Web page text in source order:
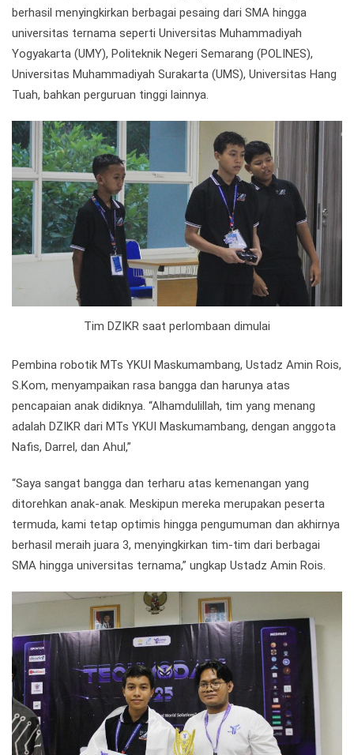
berhasil menyingkirkan berbagai pesaing dari SMA hingga
universitas ternama seperti Universitas Muhammadiyah
Yogyakarta (UMY), Politeknik Negeri Semarang (POLINES),
Universitas Muhammadiyah Surakarta (UMS), Universitas Hang
Tuah, bahkan perguruan tinggi lainnya.
Tim DZIKR saat perlombaan dimulai
Pembina robotik MTs YKUI Maskumambang, Ustadz Amin Rois,
S.Kom, menyampaikan rasa bangga dan harunya atas
pencapaian anak didiknya. “Alhamdulillah, tim yang menang
adalah DZIKR dari MTs YKUI Maskumambang, dengan anggota
Nafis, Darrel, dan Ahul,”
“Saya sangat bangga dan terharu atas kemenangan yang
ditorehkan anak-anak. Meskipun mereka merupakan peserta
termuda, kami tetap optimis hingga pengumuman dan akhirnya
berhasil meraih juara 3, menyingkirkan tim-tim dari berbagai
SMA hingga universitas ternama,” ungkap Ustadz Amin Rois.